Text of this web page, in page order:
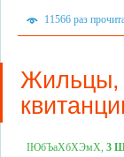
11566 раз
Жильцы,
ІЮбЪаХбХЭмХ, 3